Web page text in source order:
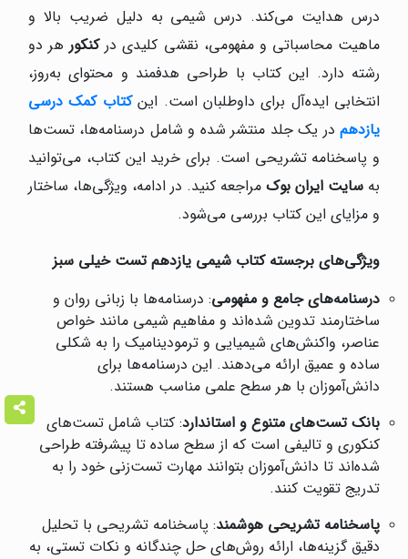
درس هدایت می‌کند. درس شیمی به دلیل ضریب بالا و
ماهیت محاسباتی و مفهومی، نقشی کلیدی درکنکور هر دو
رشته دارد. این کتاب با طراحی هدفمند و محتوای به‌روز،
انتخابی ایده‌آل برای داوطلبان است. اینکتاب کمک درسی
یازدهم در یک جلد منتشر شده و شامل درسنامه‌ها، تست‌ها
و پاسخنامه تشریحی است. برای خرید این کتاب، می‌توانید
به سایت ایران بوک مراجعه کنید. در ادامه، ویژگی‌ها، ساختار
و مزایای این کتاب بررسی می‌شود.
ویژگی‌های برجسته کتاب شیمی یازدهم تست خیلی سبز
درسنامه‌های جامع و مفهومی: درسنامه‌ها با زبانی روان و
ساختارمند تدوین شده‌اند و مفاهیم شیمی مانند خواص
عناصر، واکنش‌های شیمیایی و ترمودینامیک را به شکلی
ساده و عمیق ارائه می‌دهند. این درسنامه‌ها برای
دانش‌آموزان با هر سطح علمی مناسب هستند.
بانک تست‌های متنوع و استاندارد: کتاب شامل تست‌های
کنکوری و تالیفی است که از سطح ساده تا پیشرفته طراحی
شده‌اند تا دانش‌آموزان بتوانند مهارت تست‌زنی خود را به
تدریج تقویت کنند.
پاسخنامه تشریحی هوشمند: پاسخنامه تشریحی با تحلیل
دقیق گزینه‌ها، ارائه روش‌های حل چندگانه و نکات تستی، به